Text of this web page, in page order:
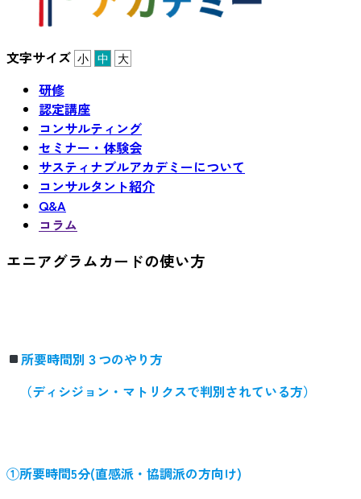
文字サイズ 小 中 大
研修
認定講座
コンサルティング
セミナー・体験会
サスティナブルアカデミーについて
コンサルタント紹介
Q&A
コラム
エニアグラムカードの使い方
所要時間別３つのやり方
（ディシジョン・マトリクスで判別されている方）
①所要時間5分(直感派・協調派の方向け)